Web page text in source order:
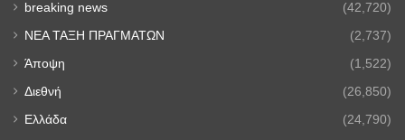
breaking news (42,720)
NEA TAΞΗ ΠΡΑΓΜΑΤΩΝ (2,737)
Άποψη (1,522)
Διεθνή (26,850)
Ελλάδα (24,790)